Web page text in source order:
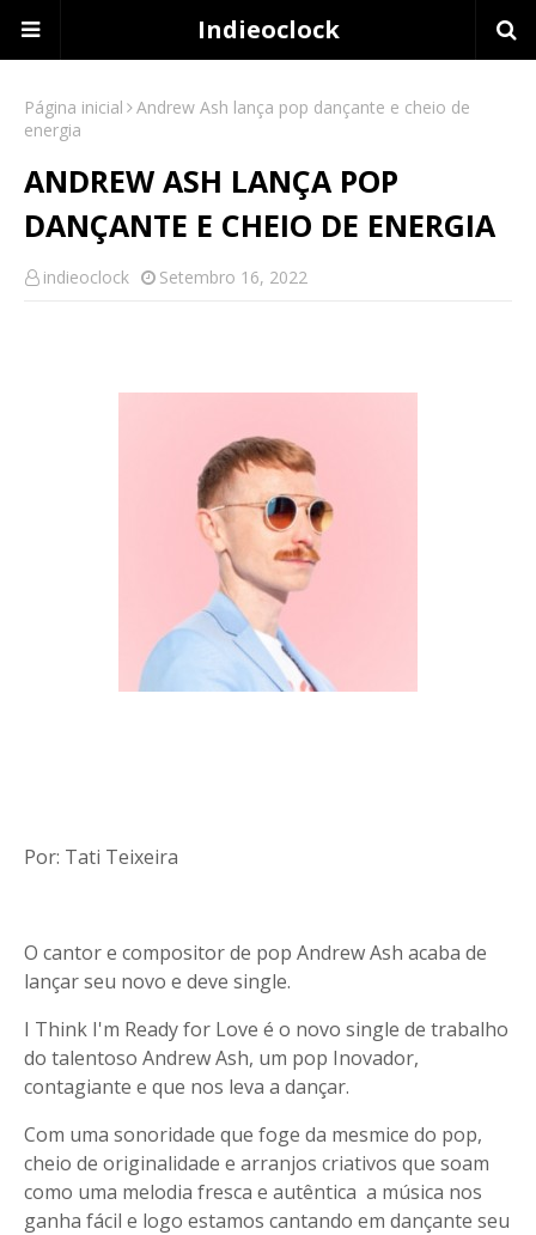
Indieoclock
Página inicial
Andrew Ash lança pop dançante e cheio de
energia
ANDREW ASH LANÇA POP
DANÇANTE E CHEIO DE ENERGIA
indieoclock Setembro 16, 2022
Por: Tati Teixeira
O cantor e compositor de pop Andrew Ash acaba de
lançar seu novo e deve single.
I Think I'm Ready for Love é o novo single de trabalho
do talentoso Andrew Ash, um pop Inovador,
contagiante e que nos leva a dançar.
Com uma sonoridade que foge da mesmice do pop,
cheio de originalidade e arranjos criativos que soam
como uma melodia fresca e autêntica a música nos
ganha fácil e logo estamos cantando em dançante seu